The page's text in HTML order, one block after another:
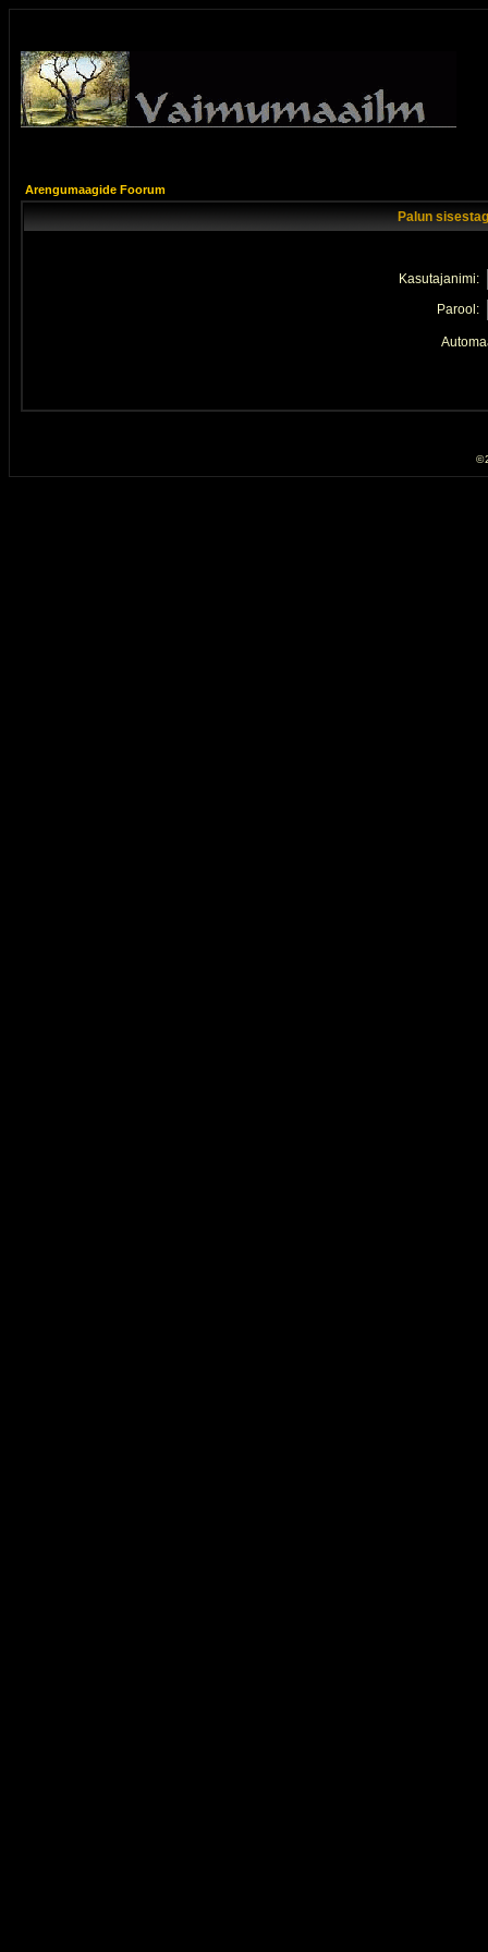
Arengumaagide Foorum
Palun
Kasutajanimi:
Parool:
©